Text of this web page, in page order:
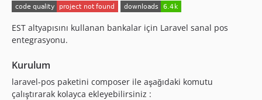
EST altyapısını kullanan bankalar için Laravel sanal pos
entegrasyonu.
Kurulum
laravel-pos paketini composer ile aşağıdaki komutu
çalıştırarak kolayca ekleyebilirsiniz :